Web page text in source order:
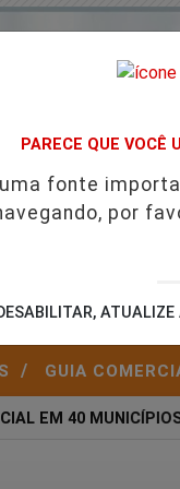
/ GUIA
EM 40 MUNICÍPIOS
PARECE QUE VOCÊ
fonte
por